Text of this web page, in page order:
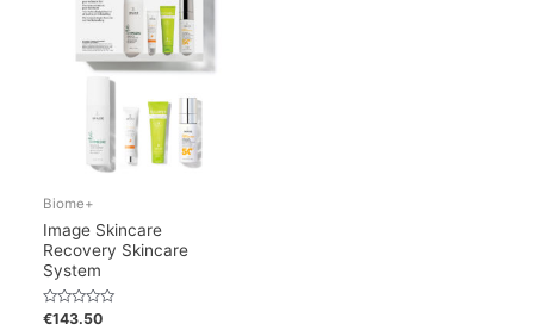
Biome+
Image Skincare
Recovery Skincare
System
Gewaardeerd
€143.50